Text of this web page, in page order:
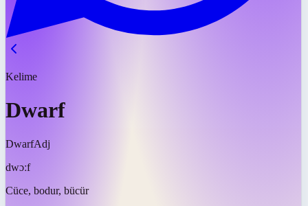
Kelime
Dwarf
DwarfAdj
dwɔːf
Cüce, bodur, bücür